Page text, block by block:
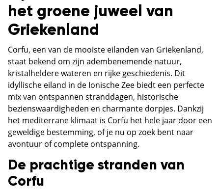
het groene juweel van
Griekenland
Corfu, een van de mooiste eilanden van Griekenland,
staat bekend om zijn adembenemende natuur,
kristalheldere wateren en rijke geschiedenis. Dit
idyllische eiland in de Ionische Zee biedt een perfecte
mix van ontspannen stranddagen, historische
bezienswaardigheden en charmante dorpjes. Dankzij
het mediterrane klimaat is Corfu het hele jaar door een
geweldige bestemming, of je nu op zoek bent naar
avontuur of complete ontspanning.
De prachtige stranden van
Corfu